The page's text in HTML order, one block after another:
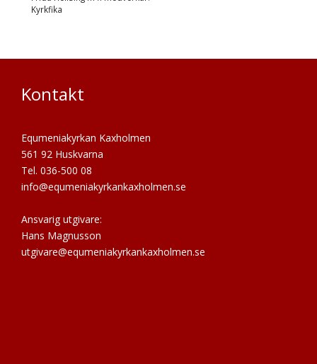
Kyrkfika
Kontakt
Equmeniakyrkan Kaxholmen
561 92 Huskvarna
Tel. 036-500 08
info@equmeniakyrkankaxholmen.se
Ansvarig utgivare:
Hans Magnusson
utgivare@equmeniakyrkankaxholmen.se